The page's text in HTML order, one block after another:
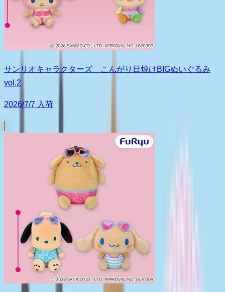
サンリオキャラクターズ こんがり日焼けBIGぬいぐるみ
vol.2
2026/7/7 入荷